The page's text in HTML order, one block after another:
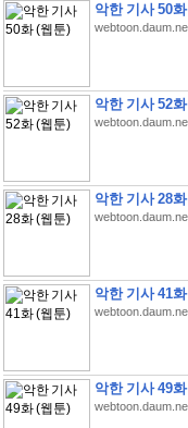
악한 기사 50
악한 기사 52
악한 기사 28
악한 기사 41
악한 기사 49